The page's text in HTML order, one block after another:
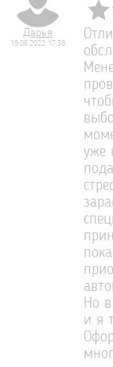
Дарья
19.06.2022 17:38
уже
Но
и я